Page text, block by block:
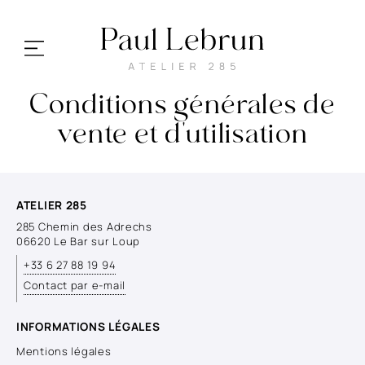
mes portraits
stages
Actualités
Conditions générales de
vente et d'utilisation
ATELIER 285
285 Chemin des Adrechs
06620 Le Bar sur Loup
+33 6 27 88 19 94
Contact par e-mail
INFORMATIONS LÉGALES
Mentions légales